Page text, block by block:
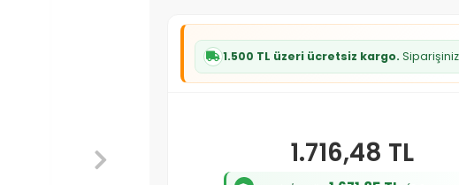
1.500 TL üzeri ücretsiz kargo.
1.716,48 TL